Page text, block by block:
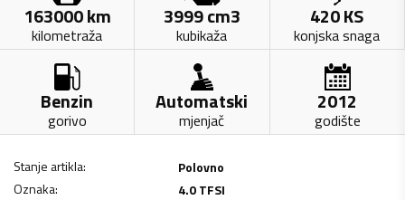
163000km
kilometraža
3999cm3
kubikaža
420KS
konjska snaga
Benzin
gorivo
Automatski
mjenjač
2012
godište
Stanje artikla:
Polovno
Oznaka:
4.0 TFSI